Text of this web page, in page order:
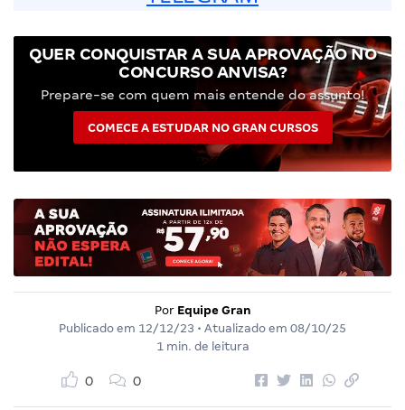
QUER CONQUISTAR A SUA APROVAÇÃO NO
CONCURSO ANVISA?
Prepare-se com quem mais entende do assunto!
COMECE A ESTUDAR NO GRAN CURSOS
Por Equipe Gran
Publicado em 12/12/23 • Atualizado em 08/10/25
1 min. de leitura
0 0